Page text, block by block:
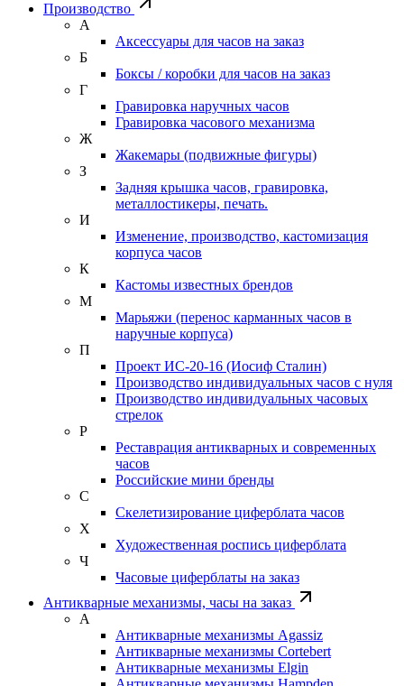
Производство
А
Аксессуары для часов на заказ
Б
Боксы / коробки для часов на заказ
Г
Гравировка наручных часов
Гравировка часового механизма
Ж
Жакемары (подвижные фигуры)
З
Задняя крышка часов, гравировка,
металлостикеры, печать.
И
Изменение, производство, кастомизация
корпуса часов
К
Кастомы известных брендов
М
Марьяжи (перенос карманных часов в
наручные корпуса)
П
Проект ИС-20-16 (Иосиф Сталин)
Производство индивидуальных часов с нуля
Производство индивидуальных часовых
стрелок
Р
Реставрация антикварных и современных
часов
Российские мини бренды
С
Скелетизирование циферблата часов
Х
Художественная роспись циферблата
Ч
Часовые циферблаты на заказ
Антикварные механизмы, часы на заказ
А
Антикварные механизмы Agassiz
Антикварные механизмы Cortebert
Антикварные механизмы Elgin